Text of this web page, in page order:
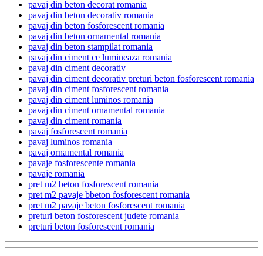
pavaj din beton decorat romania
pavaj din beton decorativ romania
pavaj din beton fosforescent romania
pavaj din beton ornamental romania
pavaj din beton stampilat romania
pavaj din ciment ce lumineaza romania
pavaj din ciment decorativ
pavaj din ciment decorativ preturi beton fosforescent romania
pavaj din ciment fosforescent romania
pavaj din ciment luminos romania
pavaj din ciment ornamental romania
pavaj din ciment romania
pavaj fosforescent romania
pavaj luminos romania
pavaj ornamental romania
pavaje fosforescente romania
pavaje romania
pret m2 beton fosforescent romania
pret m2 pavaje bbeton fosforescent romania
pret m2 pavaje beton fosforescent romania
preturi beton fosforescent judete romania
preturi beton fosforescent romania